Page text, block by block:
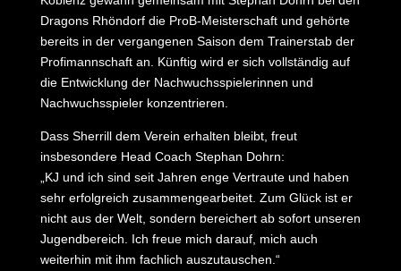
Dragons Rhöndorf die ProB-Meisterschaft und gehörte
bereits in der vergangenen Saison dem Trainerstab der
Profimannschaft an. Künftig wird er sich vollständig auf
die Entwicklung der Nachwuchsspielerinnen und
Nachwuchsspieler konzentrieren.
Dass Sherrill dem Verein erhalten bleibt, freut
insbesondere Head Coach Stephan Dohrn:
„KJ und ich sind seit Jahren enge Vertraute und haben
sehr erfolgreich zusammengearbeitet. Zum Glück ist er
nicht aus der Welt, sondern bereichert ab sofort unseren
Jugendbereich. Ich freue mich darauf, mich auch
weiterhin mit ihm fachlich auszutauschen.“